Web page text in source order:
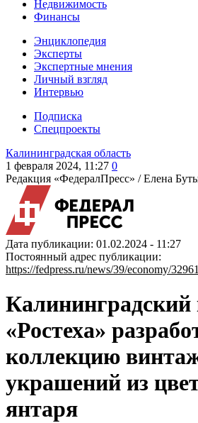
Недвижимость
Финансы
Энциклопедия
Эксперты
Экспертные мнения
Личный взгляд
Интервью
Подписка
Спецпроекты
Калининградская область
1 февраля 2024, 11:27 0
Редакция «ФедералПресс» /Елена
Дата публикации: 01.02.2024 - 11:27
Постоянный адрес публикации:
https://fedpress.ru/news/39/economy/
Калининградский
«Ростеха»
коллекцию
украшений из
янтаря